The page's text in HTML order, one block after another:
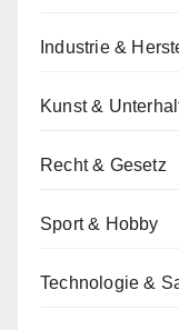
Industrie &
Kunst &
Recht & Gesetz
Sport & Hobby
Technologie &